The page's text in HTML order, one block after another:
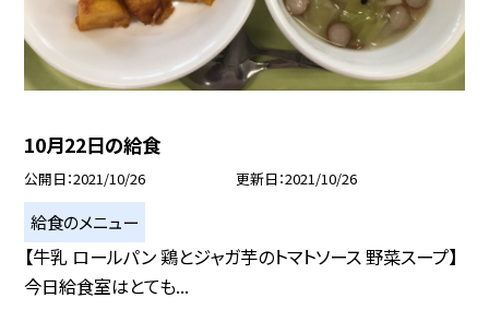
10月22日の給食
公開日 2021/10/26 更新日 2021/10/26
給食のメニュー
【牛乳 ロールパン 鶏とジャガ芋のトマトソース 野菜スープ】
今日給食室はとても...